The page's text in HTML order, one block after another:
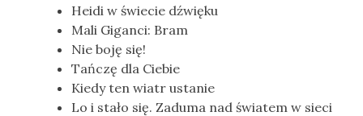
Heidi w świecie dźwięku
Mali Giganci: Bram
Nie boję się!
Tańczę dla Ciebie
Kiedy ten wiatr ustanie
Lo i stało się. Zaduma nad światem w sieci